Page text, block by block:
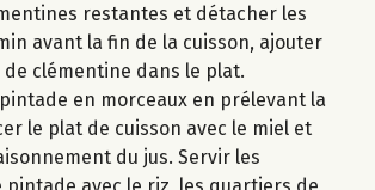
restantes et détacher les
avant la fin de la cuisson, ajouter
clémentine dans le plat.
en morceaux en prélevant la
le plat de cuisson avec le miel et
du jus. Servir les